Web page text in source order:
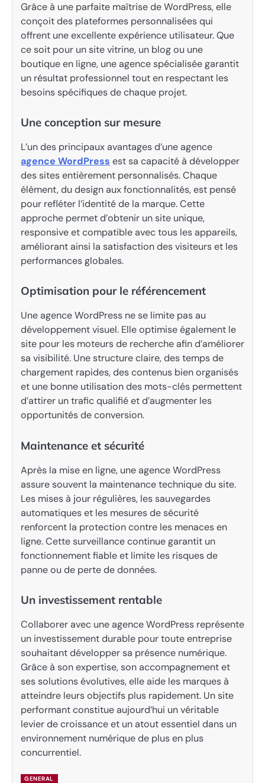
Grâce à une parfaite maîtrise de WordPress, elle
conçoit des plateformes personnalisées qui
offrent une excellente expérience utilisateur. Que
ce soit pour un site vitrine, un blog ou une
boutique en ligne, une agence spécialisée garantit
un résultat professionnel tout en respectant les
besoins spécifiques de chaque projet.
Une conception sur mesure
L’un des principaux avantages d’une agence
agence WordPress est sa capacité à développer
des sites entièrement personnalisés. Chaque
élément, du design aux fonctionnalités, est pensé
pour refléter l’identité de la marque. Cette
approche permet d’obtenir un site unique,
responsive et compatible avec tous les appareils,
améliorant ainsi la satisfaction des visiteurs et les
performances globales.
Optimisation pour le référencement
Une agence WordPress ne se limite pas au
développement visuel. Elle optimise également le
site pour les moteurs de recherche afin d’améliorer
sa visibilité. Une structure claire, des temps de
chargement rapides, des contenus bien organisés
et une bonne utilisation des mots-clés permettent
d’attirer un trafic qualifié et d’augmenter les
opportunités de conversion.
Maintenance et sécurité
Après la mise en ligne, une agence WordPress
assure souvent la maintenance technique du site.
Les mises à jour régulières, les sauvegardes
automatiques et les mesures de sécurité
renforcent la protection contre les menaces en
ligne. Cette surveillance continue garantit un
fonctionnement fiable et limite les risques de
panne ou de perte de données.
Un investissement rentable
Collaborer avec une agence WordPress représente
un investissement durable pour toute entreprise
souhaitant développer sa présence numérique.
Grâce à son expertise, son accompagnement et
ses solutions évolutives, elle aide les marques à
atteindre leurs objectifs plus rapidement. Un site
performant constitue aujourd’hui un véritable
levier de croissance et un atout essentiel dans un
environnement numérique de plus en plus
concurrentiel.
GENERAL